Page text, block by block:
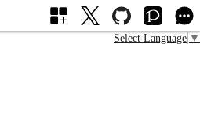
Select Language ▼